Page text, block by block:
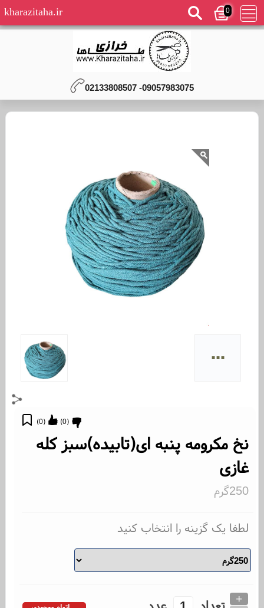
0
kharazitaha.ir
09057983075- 02133808507
...
(
0
) (
0
)
نخ مکرومه پنبه ای(تابیده)سبز کله
غازی
250گرم
لطفا یک گزینه را انتخاب کنید
+